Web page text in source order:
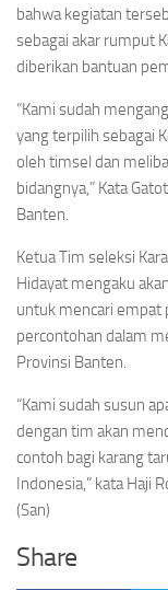
bahwa kegiatan
sebagai akar rumput
diberikan bantuan
“Kami sudah
yang terpilih sebagai
oleh timsel dan
bidangnya,” Kata
Banten.
Ketua Tim seleksi
Hidayat mengaku
untuk mencari empat
percontohan dalam
Provinsi Banten.
“Kami sudah susun
dengan tim akan
contoh bagi karang
Indonesia,” kata Haji
(San)
Share